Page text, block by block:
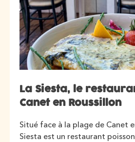
La Siesta, le
Canet en Roussillon
Situé face à la plage de Canet
Siesta est un restaurant